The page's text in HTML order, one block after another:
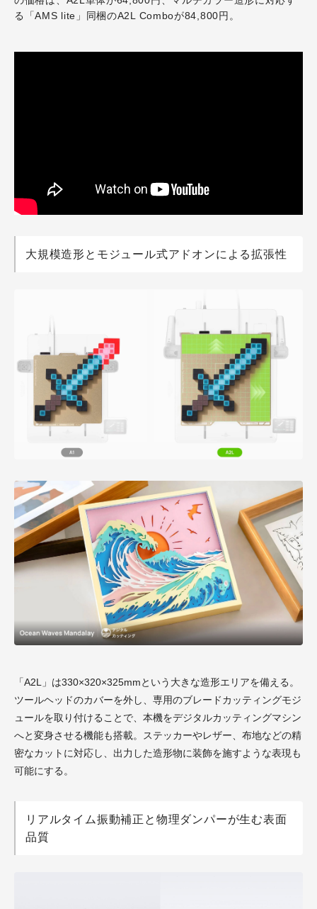
る「AMS lite」同梱のA2L Comboが84,800円。
大規模造形とモジュール式アドオンによる拡張性
「A2L」は330×320×325mmという大きな造形エリアを備える。
ツールヘッドのカバーを外し、専用のブレードカッティングモジ
ュールを取り付けることで、本機をデジタルカッティングマシン
へと変身させる機能も搭載。ステッカーやレザー、布地などの精
密なカットに対応し、出力した造形物に装飾を施すような表現も
可能にする。
リアルタイム振動補正と物理ダンパーが生む表面
品質